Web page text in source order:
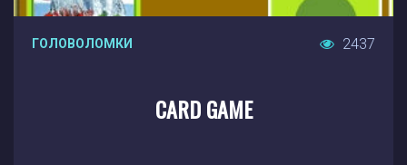
ГОЛОВОЛОМКИ 2437
CARD GAME